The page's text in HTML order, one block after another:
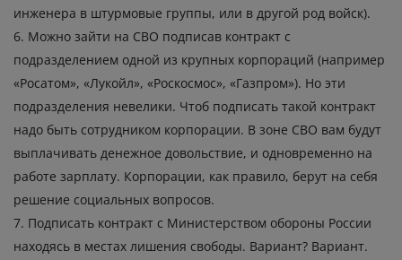
инженера в штурмовые группы, или в другой род войск).
6. Можно зайти на СВО подписав контракт с
подразделением одной из крупных корпораций (например
«Росатом», «Лукойл», «Роскосмос», «Газпром»). Но эти
подразделения невелики. Чтоб подписать такой контракт
надо быть сотрудником корпорации. В зоне СВО вам будут
выплачивать денежное довольствие, и одновременно на
работе зарплату. Корпорации, как правило, берут на себя
решение социальных вопросов.
7. Подписать контракт с Министерством обороны России
находясь в местах лишения свободы. Вариант? Вариант.